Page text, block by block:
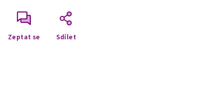
Zeptat se Sdílet